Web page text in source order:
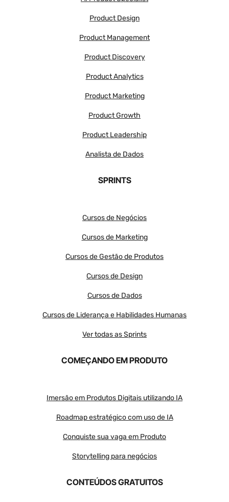
Product Design
Product Management
Product Discovery
Product Analytics
Product Marketing
Product Growth
Product Leadership
Analista de Dados
SPRINTS
Cursos de Negócios
Cursos de Marketing
Cursos de Gestão de Produtos
Cursos de Design
Cursos de Dados
Cursos de Liderança e Habilidades Humanas
Ver todas as Sprints
COMEÇANDO EM PRODUTO
Imersão em Produtos Digitais utilizando IA
Roadmap estratégico com uso de IA
Conquiste sua vaga em Produto
Storytelling para negócios
CONTEÚDOS GRATUITOS